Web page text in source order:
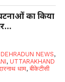
का किया
DEHRADUN NEWS,
, UTTARAKHAND
धाम,बीकेटीसी